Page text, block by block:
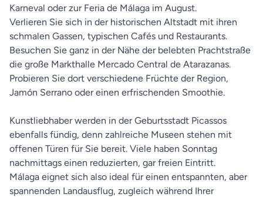
Karneval oder zur Feria de Málaga im August.
Verlieren Sie sich in der historischen Altstadt mit ihren
schmalen Gassen, typischen Cafés und Restaurants.
Besuchen Sie ganz in der Nähe der belebten Prachtstraße
die große Markthalle Mercado Central de Atarazanas.
Probieren Sie dort verschiedene Früchte der Region,
Jamón Serrano oder einen erfrischenden Smoothie.
Kunstliebhaber werden in der Geburtsstadt Picassos
ebenfalls fündig, denn zahlreiche Museen stehen mit
offenen Türen für Sie bereit. Viele haben Sonntag
nachmittags einen reduzierten, gar freien Eintritt.
Málaga eignet sich also ideal für einen entspannten, aber
spannenden Landausflug, zugleich während Ihrer